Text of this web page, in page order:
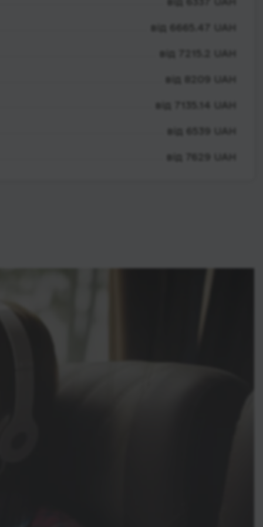
від 6665.47 UAH
від 7215.2 UAH
від 8209 UAH
від 7135.14 UAH
від 6539 UAH
від 7629 UAH